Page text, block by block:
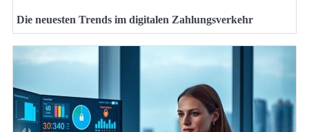
Die neuesten Trends im digitalen Zahlungsverkehr